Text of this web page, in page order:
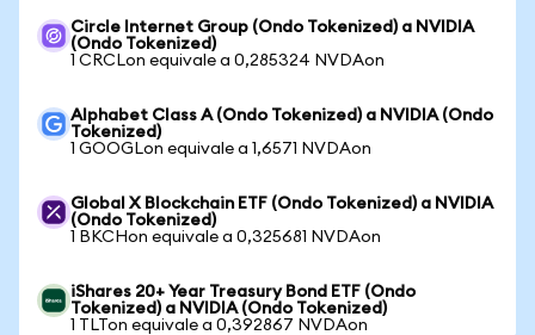
Circle Internet Group (Ondo Tokenized) a NVIDIA
(Ondo Tokenized)
1 CRCLon equivale a 0,285324 NVDAon
Alphabet Class A (Ondo Tokenized) a NVIDIA (Ondo
Tokenized)
1 GOOGLon equivale a 1,6571 NVDAon
Global X Blockchain ETF (Ondo Tokenized) a NVIDIA
(Ondo Tokenized)
1 BKCHon equivale a 0,325681 NVDAon
iShares 20+ Year Treasury Bond ETF (Ondo
Tokenized) a NVIDIA (Ondo Tokenized)
1 TLTon equivale a 0,392867 NVDAon